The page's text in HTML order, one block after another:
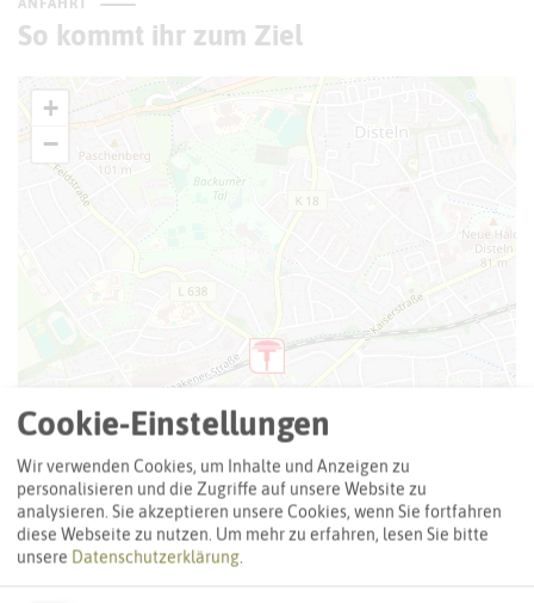
ANFAHRT
So kommt ihr zum Ziel
+
−
Cookie-Einstellungen
Wir verwenden Cookies, um Inhalte und Anzeigen zu
personalisieren und die Zugriffe auf unsere Website zu
analysieren. Sie akzeptieren unsere Cookies, wenn Sie fortfahren
diese Webseite zu nutzen. Um mehr zu erfahren, lesen Sie bitte
unsere Datenschutzerklärung.